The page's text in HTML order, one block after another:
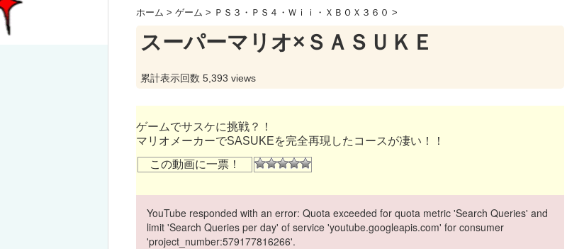
ホーム > ゲーム > ＰＳ３・ＰＳ４・Ｗｉｉ・ＸＢＯＸ３６０ >
スーパーマリオ×ＳＡＳＵＫＥ
累計表示回数 5,393 views
ゲームでサスケに挑戦？！
マリオメーカーでSASUKEを完全再現したコースが凄い！！
この動画に一票！
YouTube responded with an error: Quota exceeded for quota metric 'Search Queries' and
limit 'Search Queries per day' of service 'youtube.googleapis.com' for consumer
'project_number:579177816266'.